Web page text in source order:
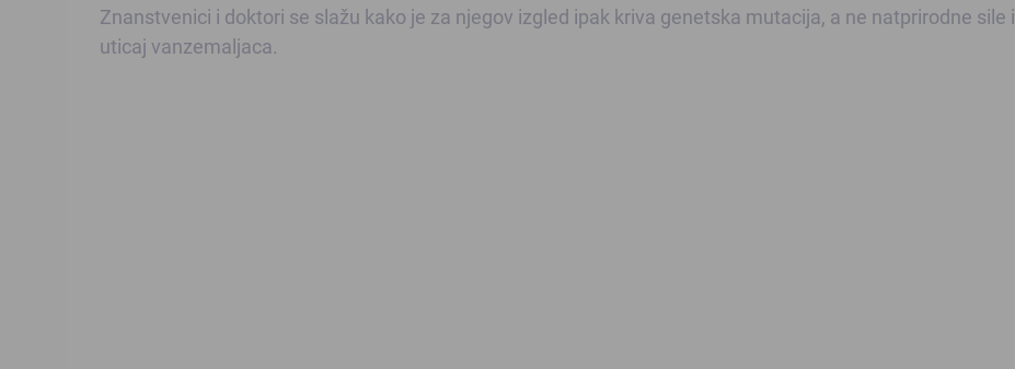
Znanstvenici i doktori se slažu kako je za njegov izgled ipak kriva genetska mutacija, a ne natprirodne sile i
uticaj vanzemaljaca.